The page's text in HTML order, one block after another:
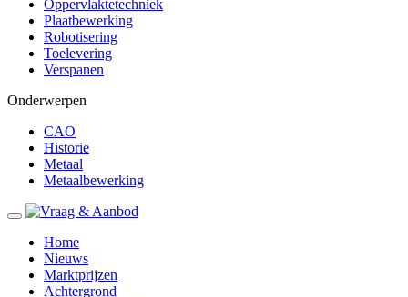
Oppervlaktetechniek
Plaatbewerking
Robotisering
Toelevering
Verspanen
Onderwerpen
CAO
Historie
Metaal
Metaalbewerking
Home
Nieuws
Marktprijzen
Achtergrond